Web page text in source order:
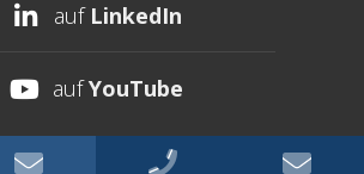
auf LinkedIn
aufYouTube